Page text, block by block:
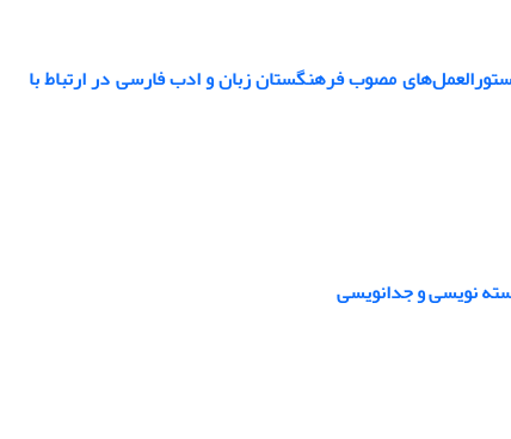
مصوب فرهنگستان زبان و ادب فارسی در ارتباط با
نویسی و جدانویسی